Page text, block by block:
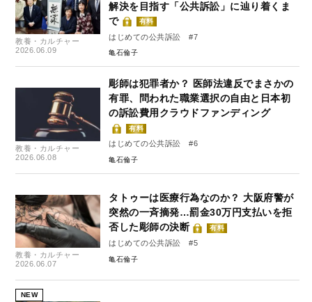
教養・カルチャー
2026.06.09
解決を目指す「公共訴訟」に辿り着くま
で
有料
はじめての公共訴訟 #7
亀石倫子
教養・カルチャー
2026.06.08
彫師は犯罪者か？ 医師法違反でまさかの
有罪、問われた職業選択の自由と日本初
の訴訟費用クラウドファンディング
有料
はじめての公共訴訟 #6
亀石倫子
教養・カルチャー
2026.06.07
タトゥーは医療行為なのか？ 大阪府警が
突然の一斉摘発…罰金30万円支払いを拒
否した彫師の決断
有料
はじめての公共訴訟 #5
亀石倫子
NEW